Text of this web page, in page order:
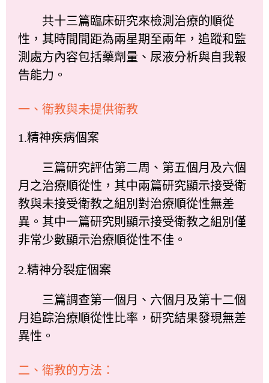
共十三篇臨床研究來檢測治療的順從
性，其時間間距為兩星期至兩年，追蹤和監
測處方內容包括藥劑量、尿液分析與自我報
告能力。
一、衛教與未提供衛教
1.精神疾病個案
三篇研究評估第二周、第五個月及六個
月之治療順從性，其中兩篇研究顯示接受衛
教與未接受衛教之組別對治療順從性無差
異。其中一篇研究則顯示接受衛教之組別僅
非常少數顯示治療順從性不佳。
2.精神分裂症個案
三篇調查第一個月、六個月及第十二個
月追踪治療順從性比率，研究結果發現無差
異性。
二、衛教的方法：